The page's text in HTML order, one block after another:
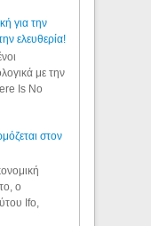
για την
ελευθερία!
με την
Is No
στον
ο
Ifo,